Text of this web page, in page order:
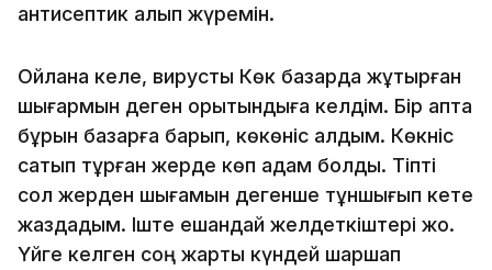
антисептик алып жүремін.
Ойлана келе, вирусты Көк базарда жұқтырған
шығармын деген қорытындыға келдім. Бір апта
бұрын базарға барып, көкөніс алдым. Көкніс
сатып тұрған жерде көп адам болды. Тіпті
сол жерден шығамын дегенше тұншығып кете
жаздадым. Іште ешқандай желдеткіштері жоқ.
Үйге келген соң жарты күндей шаршап